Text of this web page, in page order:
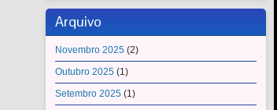
Arquivo
Novembro 2025 (2)
Outubro 2025 (1)
Setembro 2025 (1)